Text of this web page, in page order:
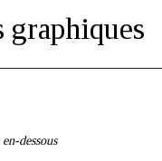
graphiques
dessous